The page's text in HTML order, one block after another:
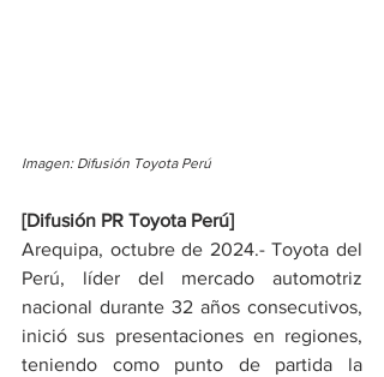
Imagen: Difusión Toyota Perú
[Difusión PR Toyota Perú]
Arequipa, octubre de 2024.- Toyota del
Perú, líder del mercado automotriz
nacional durante 32 años consecutivos,
inició sus presentaciones en regiones,
teniendo como punto de partida la